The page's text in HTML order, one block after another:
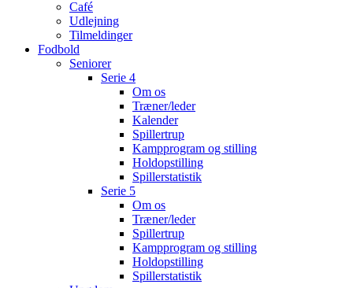
Café
Udlejning
Tilmeldinger
Fodbold
Seniorer
Serie 4
Om os
Træner/leder
Kalender
Spillertrup
Kampprogram og stilling
Holdopstilling
Spillerstatistik
Serie 5
Om os
Træner/leder
Spillertrup
Kampprogram og stilling
Holdopstilling
Spillerstatistik